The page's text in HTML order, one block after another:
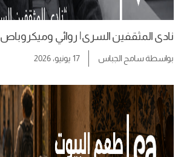
نادى المثقفين السرى| روائي وميكروباص
بواسطةسامح الجباس 17 يونيو، 2026